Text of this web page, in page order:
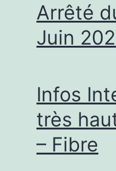
Arrêté
Juin
Infos
très
– Fibre